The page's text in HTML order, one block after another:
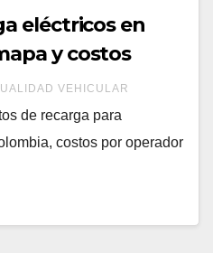
eléctricos en
y costos
VEHICULAR
de recarga para
costos por operador